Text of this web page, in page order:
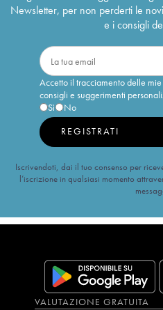
Newsletter, per non perderti le
e i consigli
Accetto il tracciamento delle
consigli e suggerimenti
Sì
No
REGISTRATI
Iscrivendoti, dai il tuo consenso per
l’iscrizione in qualsiasi momento
VALUTAZIONE GRATUITA